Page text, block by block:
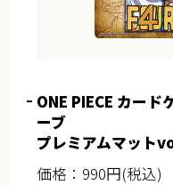
ONE PIECE カード
ーブ
プレミアムマット
価格：990円(税込)